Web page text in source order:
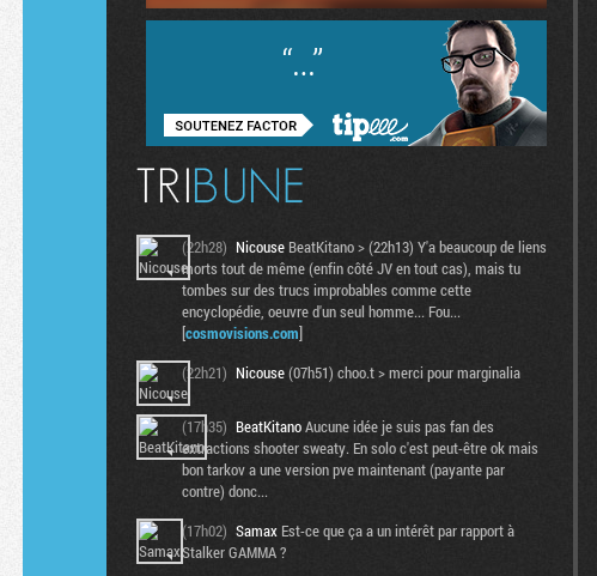
(22h28) Nicouse BeatKitano > (22h13) Y'a beaucoup de liens
morts tout de même (enfin côté JV en tout cas), mais tu
tombes sur des trucs improbables comme cette
encyclopédie, oeuvre d'un seul homme... Fou...
[cosmovisions.com]
(22h21) Nicouse(07h51) choo.t > merci pour marginalia
(17h35) BeatKitanoAucune idée je suis pas fan des
extractions shooter sweaty. En solo c'est peut-être ok mais
bon tarkov a une version pve maintenant (payante par
contre) donc...
(17h02) Samax Est-ce que ça a un intérêt par rapport à
Stalker GAMMA ?